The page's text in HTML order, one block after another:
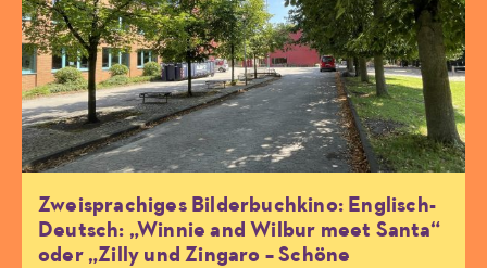
Zweisprachiges Bilderbuchkino: Englisch-
Deutsch: „Winnie and Wilbur meet Santa“
oder „Zilly und Zingaro – Schöne